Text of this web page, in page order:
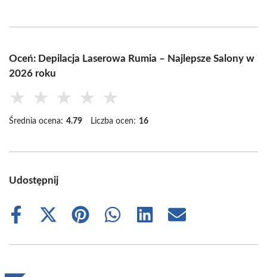
Oceń: Depilacja Laserowa Rumia – Najlepsze Salony w
2026 roku
★ ★ ★ ★ ★
Średnia ocena: 4.79 Liczba ocen: 16
Udostępnij
Share
Share
(Twitter)
Share
Share
Share
Share